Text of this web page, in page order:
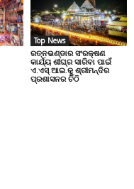
Top News
ରତ୍ନଭଣ୍ଡାର ସଂରକ୍ଷଣ
କାର୍ଯ୍ୟ ଶୀଘ୍ର ସାରିବା ପାଇଁ
ଏ.ଏସ୍.ଆଇ.କୁ ଶ୍ରୀମନ୍ଦିର
ପ୍ରଶାସନର ଚିଠି